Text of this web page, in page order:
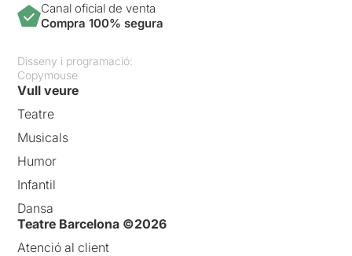
Canal oficial de venta
Compra 100% segura
Disseny i programació:
Copymouse
Vull veure
Teatre
Musicals
Humor
Infantil
Dansa
Teatre Barcelona ©2026
Atenció al client